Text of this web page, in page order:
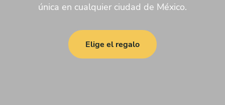
única en cualquier ciudad de México.
Elige el regalo